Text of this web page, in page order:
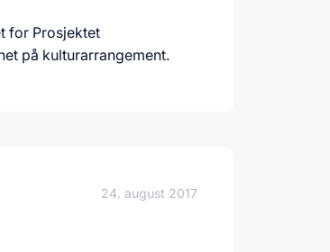
for Prosjektet
på kulturarrangement.
24. august 2017